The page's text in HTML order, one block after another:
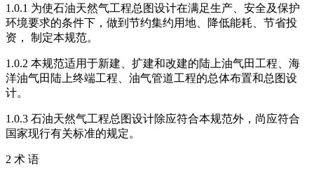
1.0.1 为使石油天然气工程总图设计在满足生产、安全及保护
环境要求的条件下，做到节约集约用地、降低能耗、节省投
资， 制定本规范。
1.0.2 本规范适用于新建、扩建和改建的陆上油气田工程、海
洋油气田陆上终端工程、油气管道工程的总体布置和总图设
计。
1.0.3 石油天然气工程总图设计除应符合本规范外，尚应符合
国家现行有关标准的规定。
2 术 语